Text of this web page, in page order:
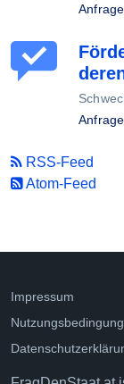
RSS-Feed
Atom-Feed
Impressum